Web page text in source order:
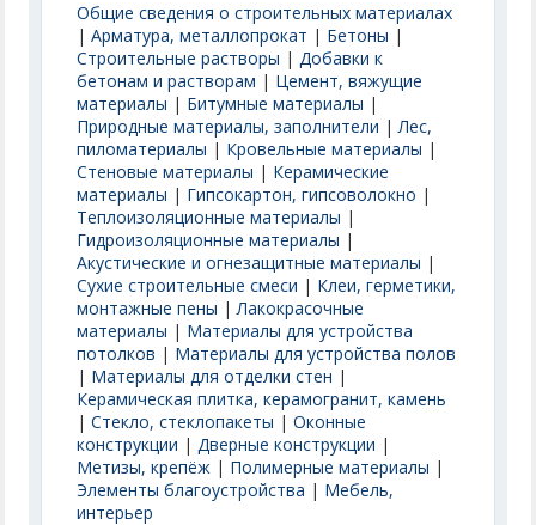
Общие сведения о строительных материалах
|Арматура, металлопрокат | Бетоны |
Строительные растворы |Добавки к
бетонам и растворам | Цемент, вяжущие
материалы | Битумные материалы |
Природные материалы, заполнители |Лес,
пиломатериалы | Кровельные материалы |
Стеновые материалы | Керамические
материалы | Гипсокартон, гипсоволокно |
Теплоизоляционные материалы |
Гидроизоляционные материалы |
Акустические и огнезащитные материалы |
Сухие строительные смеси | Клеи, герметики,
монтажные пены |Лакокрасочные
материалы | Материалы для устройства
потолков | Материалы для устройства полов
| Материалы для отделки стен |
Керамическая плитка, керамогранит, камень
|Стекло, стеклопакеты |Оконные
конструкции |Дверные конструкции |
Метизы, крепёж | Полимерные материалы |
Элементы благоустройства | Мебель,
интерьер